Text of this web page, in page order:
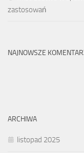
zastosowań
NAJNOWSZE
ARCHIWA
listopad 2025